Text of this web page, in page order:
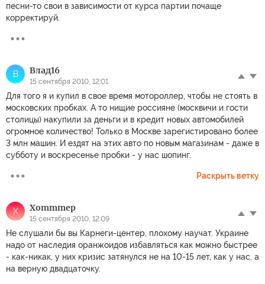
песни-то свои в зависимости от курса партии почаще
корректируй.
В Влад16
15 сентября 2010, 12:01
Для того я и купил в свое время мотороллер, чтобы не стоять в
московских пробках. А то нищие россияне (москвичи и гости
столицы) накупили за деньги и в кредит новых автомобилей
огромное количество! Только в Москве зарегистировано более
3 млн машин. И ездят на этих авто по новым магазинам - даже в
субботу и воскресенье пробки - у нас шопинг.
Раскрыть ветку
X Xommmep
15 сентября 2010, 12:09
Не слушали бы вы Карнеги-центер, плохому научат. Украине
надо от наследия оранжоидов избавляться как можно быстрее
- как-никак, у них кризис затянулся не на 10-15 лет, как у нас, а
на верную двадцаточку.